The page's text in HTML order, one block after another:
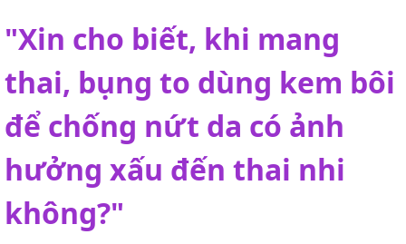
"Xin cho biết, khi mang
thai, bụng to dùng kem bôi
để chống nứt da có ảnh
hưởng xấu đến thai nhi
không?"